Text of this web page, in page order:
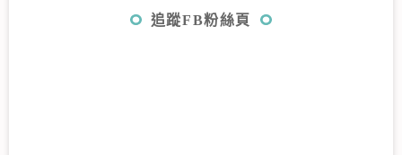
追蹤FB粉絲頁